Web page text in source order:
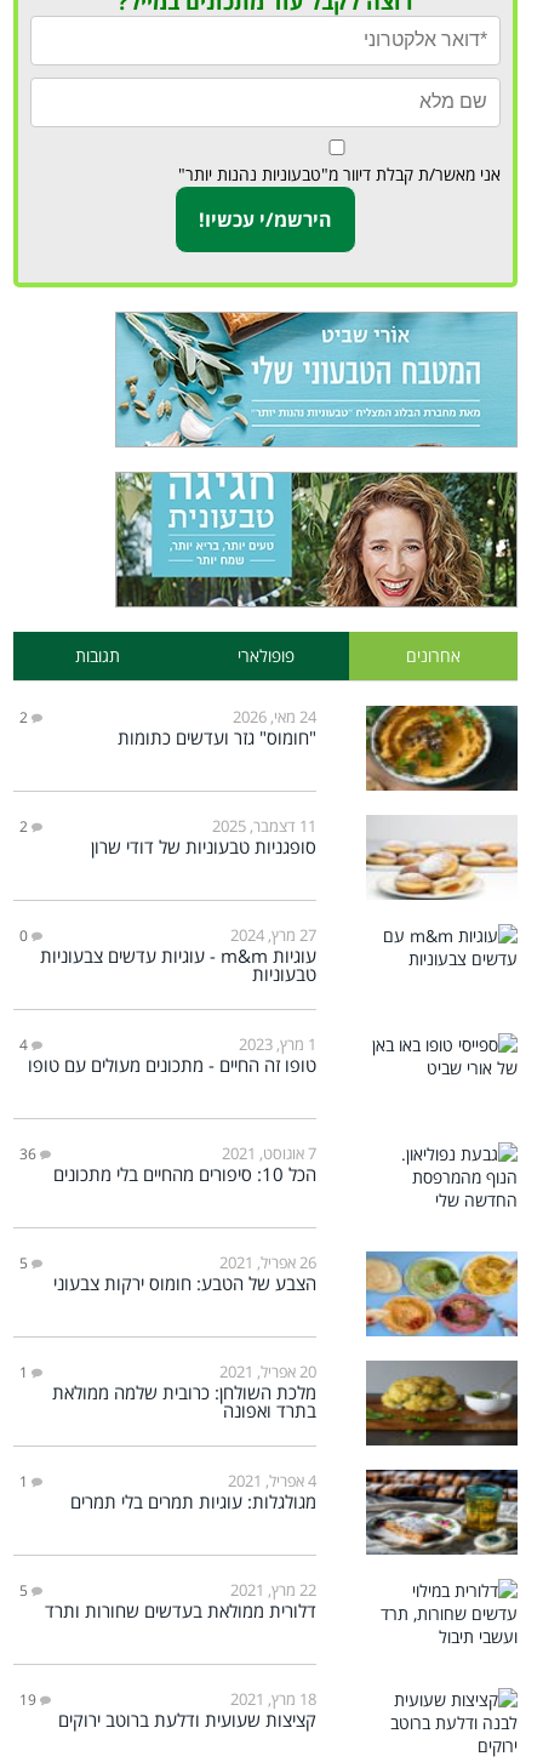
אני מאשר/ת קבלת דיוור מ"טבעוניות נהנות יותר"
אחרונים פופולארי תגובות
24 מאי, 2026 2
"חומוס" גזר ועדשים כתומות
11 דצמבר, 2025 2
סופגניות טבעוניות של דודי שרון
27 מרץ, 2024 0
עוגיות m&m - עוגיות עדשים צבעוניות
טבעוניות
1 מרץ, 2023 4
טופו זה החיים - מתכונים מעולים עם טופו
7 אוגוסט, 2021 36
הכל 10: סיפורים מהחיים בלי מתכונים
26 אפריל, 2021 5
הצבע של הטבע: חומוס ירקות צבעוני
20 אפריל, 2021 1
מלכת השולחן: כרובית שלמה ממולאת
בתרד ואפונה
4 אפריל, 2021 1
מגולגלות: עוגיות תמרים בלי תמרים
22 מרץ, 2021 5
דלורית ממולאת בעדשים שחורות ותרד
18 מרץ, 2021 19
קציצות שעועית ודלעת ברוטב ירוקים